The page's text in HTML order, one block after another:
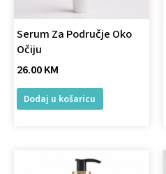
Serum Za Područje Oko
Očiju
26.00KM
Dodaj u košaricu